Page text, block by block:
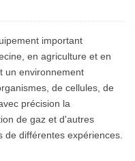
important
en agriculture et en
un environnement
de cellules, de
précision la
de gaz et d'autres
différentes expériences.